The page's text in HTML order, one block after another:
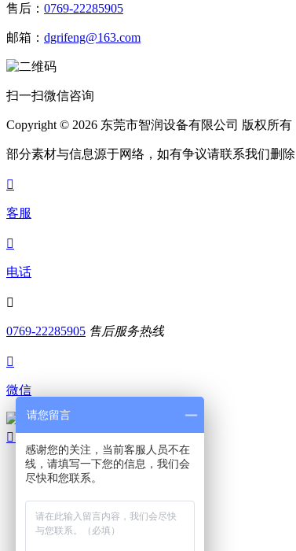
售后： 0769-22285905
邮箱： dgrifeng@163.com
扫一扫微信咨询
Copyright © 2026 东莞市智润设备有限公司 版权所有
部分素材与信息源于网络，如有争议请联系我们删除

客服

电话

0769-22285905 售后服务热线

微信
 顶部

电话咨询

在线咨询
请您留言
感谢您的关注，当前客服人员不在
线，请填写一下您的信息，我们会
尽快和您联系。